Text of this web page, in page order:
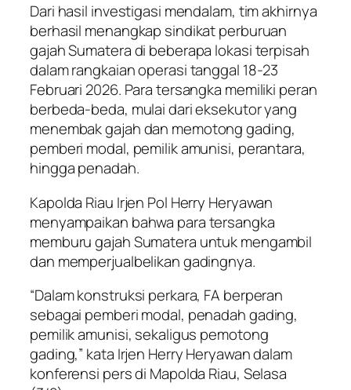
Dari hasil investigasi mendalam, tim akhirnya
berhasil menangkap sindikat perburuan
gajah Sumatera di beberapa lokasi terpisah
dalam rangkaian operasi tanggal 18-23
Februari 2026. Para tersangka memiliki peran
berbeda-beda, mulai dari eksekutor yang
menembak gajah dan memotong gading,
pemberi modal, pemilik amunisi, perantara,
hingga penadah.
Kapolda Riau Irjen Pol Herry Heryawan
menyampaikan bahwa para tersangka
memburu gajah Sumatera untuk mengambil
dan memperjualbelikan gadingnya.
“Dalam konstruksi perkara, FA berperan
sebagai pemberi modal, penadah gading,
pemilik amunisi, sekaligus pemotong
gading,” kata Irjen Herry Heryawan dalam
konferensi pers di Mapolda Riau, Selasa